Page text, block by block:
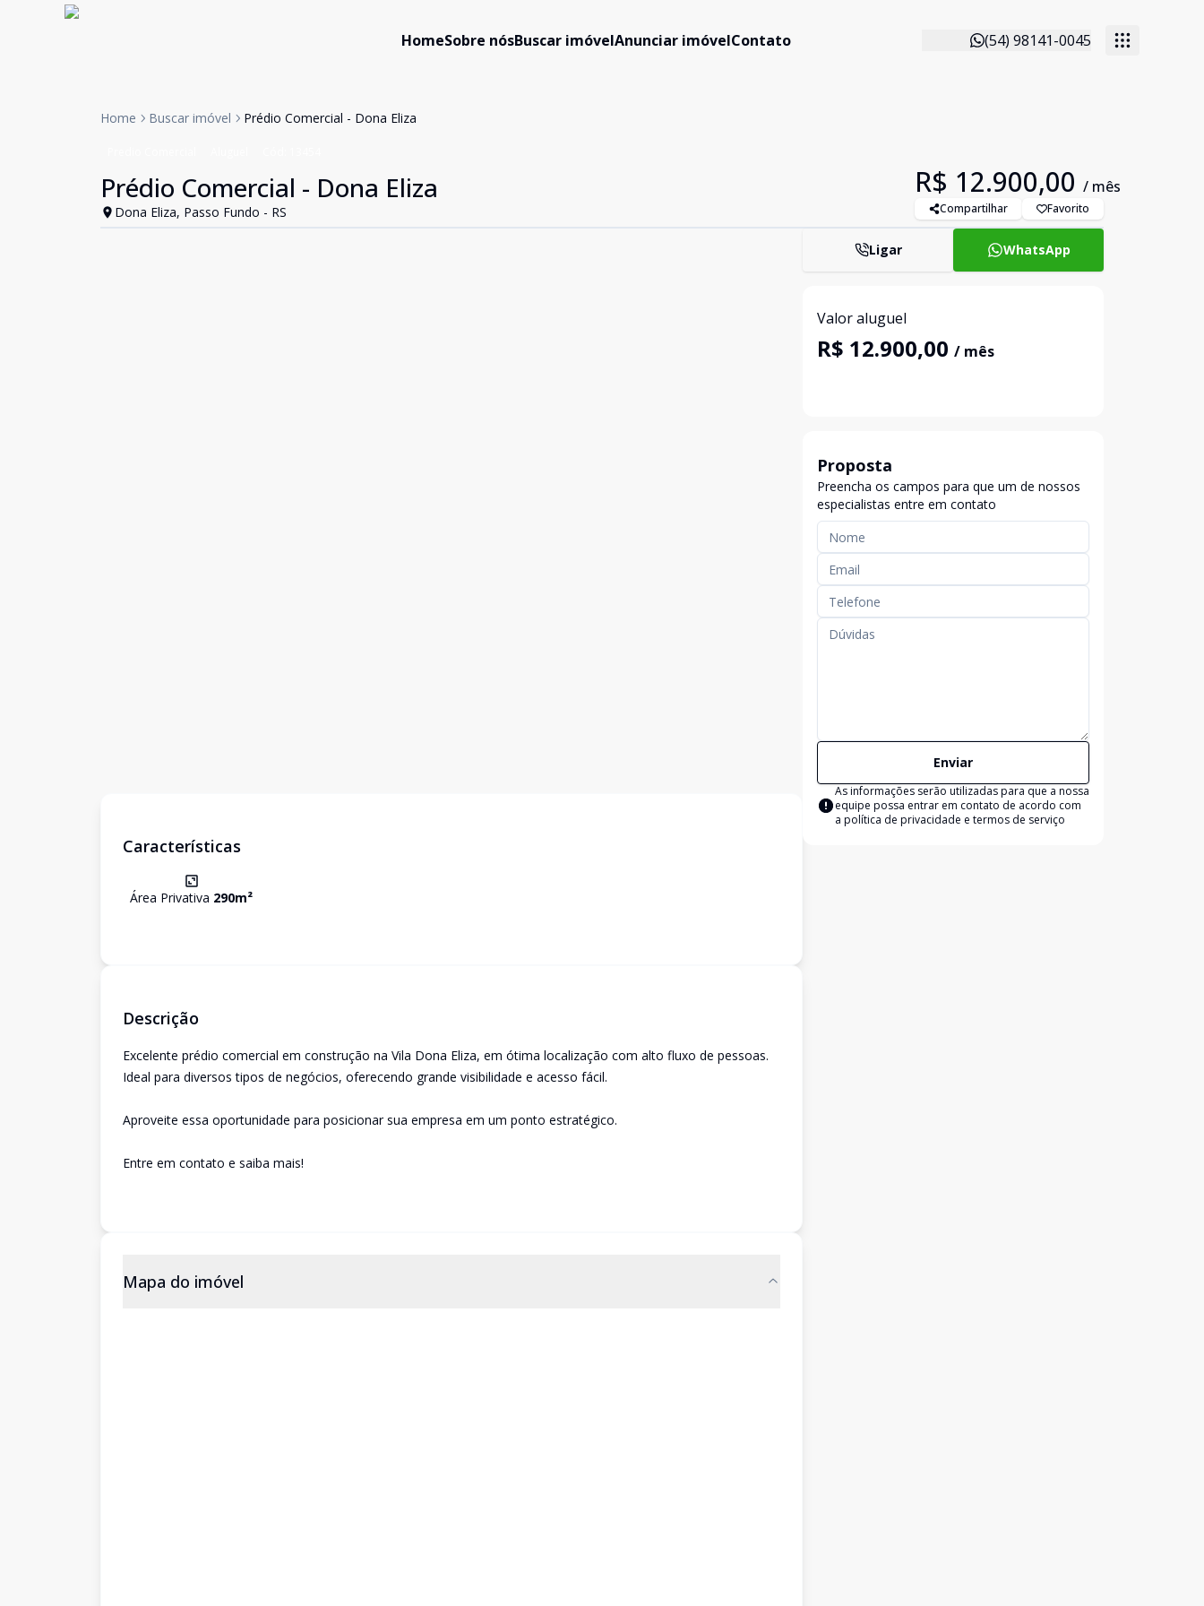
HomeSobre nósBuscar imóvelAnunciar imóvelContato (54) 98141-0045
Home Buscar imóvel Prédio Comercial - Dona Eliza
Prédio Comercial - Dona Eliza
Dona Eliza, Passo Fundo - RS
R$ 12.900,00 / mês
Compartilhar Favorito
Características
Área Privativa 290m²
Descrição
Excelente prédio comercial em construção na Vila Dona Eliza, em ótima localização com alto fluxo de pessoas.
Ideal para diversos tipos de negócios, oferecendo grande visibilidade e acesso fácil.
Aproveite essa oportunidade para posicionar sua empresa em um ponto estratégico.
Entre em contato e saiba mais!
Mapa do imóvel
Ligar WhatsApp
Valor aluguel
R$ 12.900,00 / mês
Proposta
Preencha os campos para que um de nossos
especialistas entre em contato
Enviar
As informações serão utilizadas para que a nossa
equipe possa entrar em contato de acordo com
a política de privacidade e termos de serviço